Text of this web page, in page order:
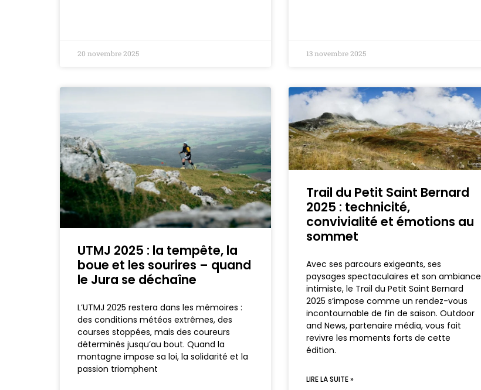
20 novembre 2025 13 novembre 2025
UTMJ 2025 : la tempête, la
boue et les sourires – quand
le Jura se déchaîne
L’UTMJ 2025 restera dans les mémoires :
des conditions météos extrêmes, des
courses stoppées, mais des coureurs
déterminés jusqu’au bout. Quand la
montagne impose sa loi, la solidarité et la
passion triomphent
Trail du Petit Saint Bernard
2025 : technicité,
convivialité et émotions au
sommet
Avec ses parcours exigeants, ses
paysages spectaculaires et son ambiance
intimiste, le Trail du Petit Saint Bernard
2025 s’impose comme un rendez-vous
incontournable de fin de saison. Outdoor
and News, partenaire média, vous fait
revivre les moments forts de cette
édition.
LIRE LA SUITE »